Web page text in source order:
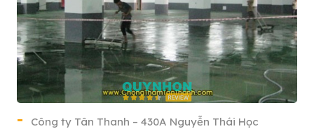
Công ty Tân Thanh – 430A Nguyễn Thái Học